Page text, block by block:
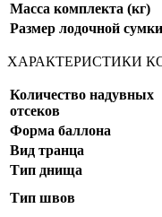
Масса комплекта (кг)
Размер лодочной
ХАРАКТЕРИСТИКИ
Количество надувных
отсеков
Форма баллона
Вид транца
Тип днища
Тип швов